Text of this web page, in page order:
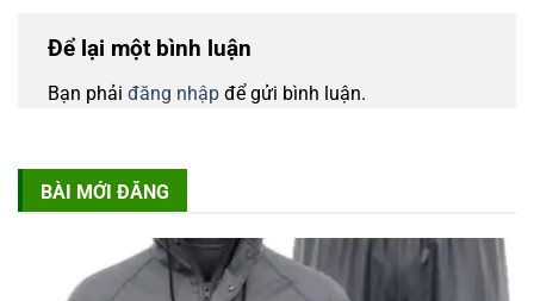
Để lại một bình luận
Bạn phải đăng nhập để gửi bình luận.
BÀI MỚI ĐĂNG